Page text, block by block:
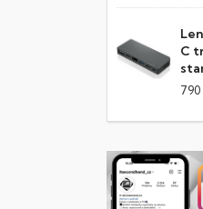
C
790